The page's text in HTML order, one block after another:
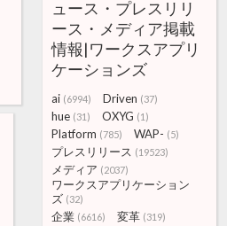
ュース・プレスリリ
ース・メディア掲載
情報|ワークスアプリ
ケーションズ
ai (6994) Driven (37)
hue (31) OXYG (1)
Platform (785) WAP- (5)
プレスリリース (19523)
メディア (2037)
ワークスアプリケーション
ズ (32)
企業 (6616) 変革 (319)